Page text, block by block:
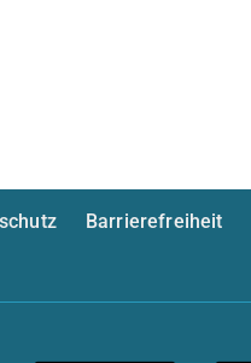
Barrierefreiheit